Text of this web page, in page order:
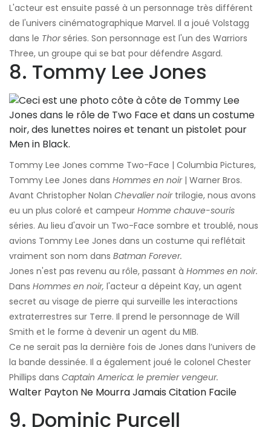
L'acteur est ensuite passé à un personnage très différent
de l'univers cinématographique Marvel. Il a joué Volstagg
dans le Thorséries. Son personnage est l'un des Warriors
Three, un groupe qui se bat pour défendre Asgard.
8. Tommy Lee Jones
Tommy Lee Jones comme Two-Face | Columbia Pictures,
Tommy Lee Jones dans Hommes en noir| Warner Bros.
Avant Christopher Nolan Chevalier noirtrilogie, nous avons
eu un plus coloré et campeur Homme chauve-souris
séries. Au lieu d'avoir un Two-Face sombre et troublé, nous
avions Tommy Lee Jones dans un costume qui reflétait
vraiment son nom dans Batman Forever.
Jones n'est pas revenu au rôle, passant à Hommes en noir.
Dans Hommes en noir, l'acteur a dépeint Kay, un agent
secret au visage de pierre qui surveille les interactions
extraterrestres sur Terre. Il prend le personnage de Will
Smith et le forme à devenir un agent du MIB.
Ce ne serait pas la dernière fois de Jones dans l’univers de
la bande dessinée. Il a également joué le colonel Chester
Phillips dans Captain America: le premier vengeur.
Walter Payton Ne Mourra Jamais Citation Facile
9. Dominic Purcell